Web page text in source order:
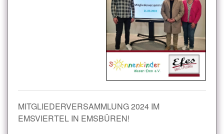
MITGLIEDERVERSAMMLUNG 2024 IM
EMSVIERTEL IN EMSBÜREN!